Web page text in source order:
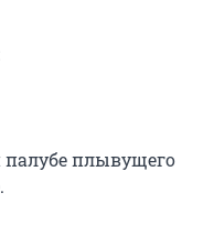
палубе плывущего